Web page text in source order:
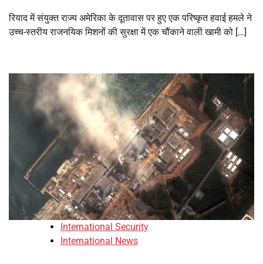
रियाद में संयुक्त राज्य अमेरिका के दूतावास पर हुए एक परिष्कृत हवाई हमले ने
उच्च-स्तरीय राजनयिक मिशनों की सुरक्षा में एक चौंकाने वाली खामी को […]
International Security
International News